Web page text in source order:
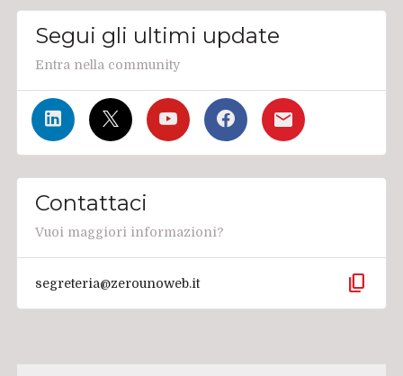
Segui gli ultimi update
Entra nella community
Contattaci
Vuoi maggiori informazioni?
segreteria@zerounoweb.it content_copy